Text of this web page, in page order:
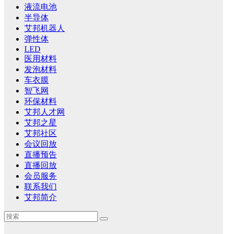
液流电池
半导体
艾邦机器人
弹性体
LED
医用材料
发泡材料
车衣膜
智飞网
环保材料
艾邦人才网
艾邦之星
艾邦社区
会议回放
直播预告
直播回放
会员服务
联系我们
艾邦简介